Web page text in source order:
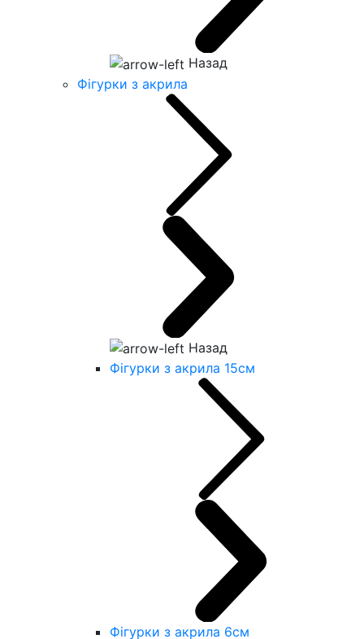
Назад
Фігурки з акрила
Назад
Фігурки з акрила 15см
Фігурки з акрила 6см